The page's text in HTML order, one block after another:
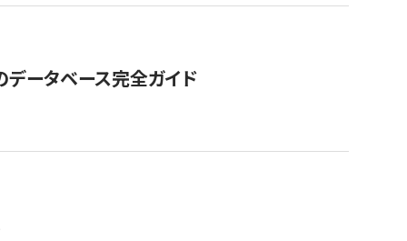
ータベース完全ガイド